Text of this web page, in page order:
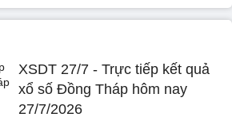
XSDT 27/7 - Trực tiếp kết quả
xổ số Đồng Tháp hôm nay
27/7/2026